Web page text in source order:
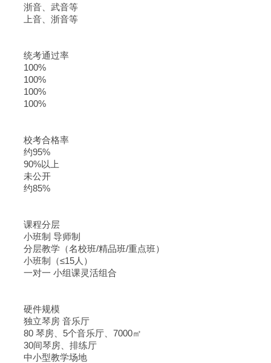
浙音、武音等
上音、浙音等
统考通过率
100%
100%
100%
100%
校考合格率
约95%
90%以上
未公开
约85%
课程分层
小班制 导师制
分层教学（名校班/精品班/重点班）
小班制（≤15人）
一对一 小组课灵活组合
硬件规模
独立琴房 音乐厅
80 琴房、5个音乐厅、7000㎡
30间琴房、排练厅
中小型教学场地